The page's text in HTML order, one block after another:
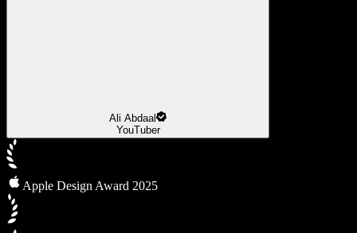
Ali Abdaal
YouTuber
Apple Design Award 2025